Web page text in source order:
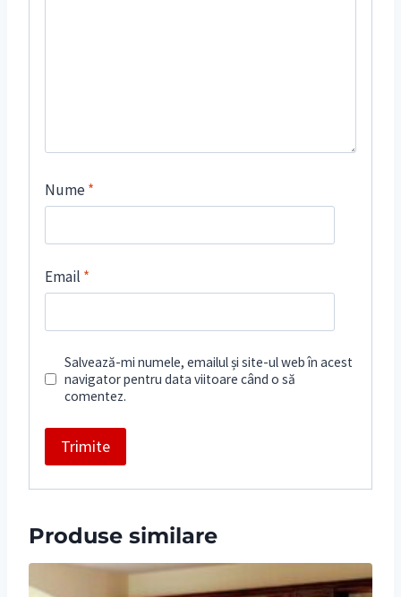
Nume*
Email *
Salvează-mi numele, emailul și site-ul web în acest
navigator pentru data viitoare când o să
comentez.
Produse similare